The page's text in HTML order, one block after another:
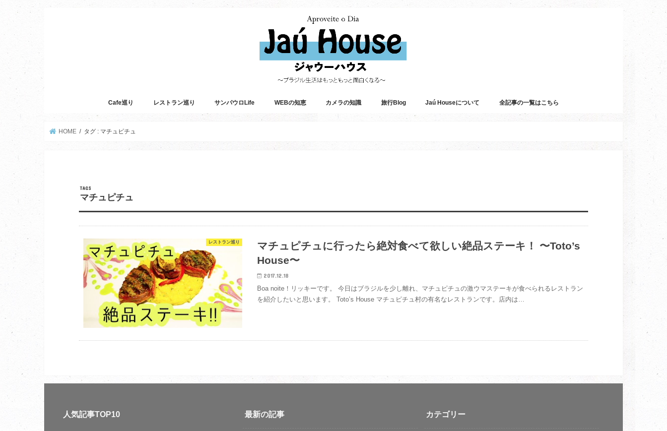
Cafe巡り レストラン巡り サンパウロLife WEBの知恵 カメラの知識 旅行Blog Jaú Houseについて 全記事の一覧はこちら
HOME タグ : マチュピチュ
マチュピチュ
レストラン巡り
マチュピチュに行ったら絶対食べて欲しい絶品ステーキ！ 〜Toto’s
House〜
2017.12.18
Boa noite！リッキーです。 今日はブラジルを少し離れ、マチュピチュの激ウマステーキが食べられるレストラン
を紹介したいと思います。 Toto’s House マチュピチュ村の有名なレストランです。店内は…
人気記事TOP10 最新の記事 カテゴリー